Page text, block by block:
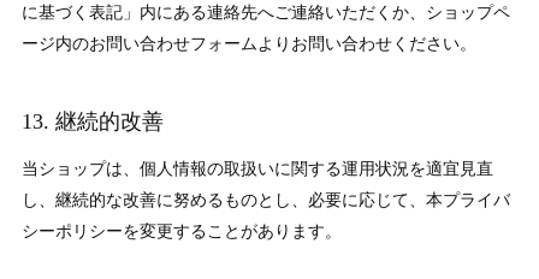
に基づく表記」内にある連絡先へご連絡いただくか、ショップペ
ージ内のお問い合わせフォームよりお問い合わせください。
13. 継続的改善
当ショップは、個人情報の取扱いに関する運用状況を適宜見直
し、継続的な改善に努めるものとし、必要に応じて、本プライバ
シーポリシーを変更することがあります。